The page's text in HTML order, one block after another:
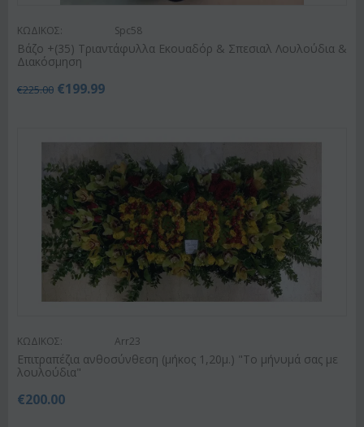
ΚΩΔΙΚΟΣ: Spc58
Βάζo +(35) Τριαντάφυλλα Εκουαδόρ & Σπεσιαλ Λουλούδια &
Διακόσμηση
€225.00 €199.99
ΚΩΔΙΚΟΣ: Arr23
Επιτραπέζια ανθοσύνθεση (μήκος 1,20μ.) "Το μήνυμά σας με
λουλούδια"
€200.00